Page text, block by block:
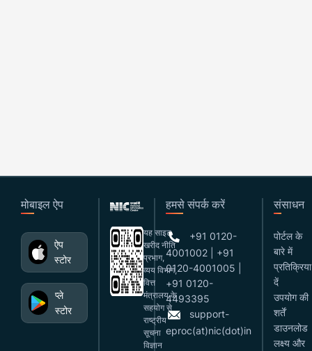
मोबाइल ऐप
ऐप
स्टोर
प्ले
स्टोर
यह साइट
खरीद नीति
प्रभाग,
व्यय विभाग,
वित्त
मंत्रालय के
सहयोग से
राष्ट्रीय
सूचना
विज्ञान
हमसे संपर्क करें
+91 0120-
4001002 | +91
0120-4001005 |
+91 0120-
4493395
support-
eproc(at)nic(dot)in
संसाधन
पोर्टल के
बारे में
प्रतिक्रिया
दें
उपयोग की
शर्तें
डाउनलोड
लक्ष्य और